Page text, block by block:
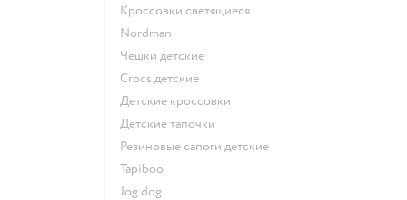
Кроссовки светящиеся
Nordman
Чешки детские
Crocs детские
Детские кроссовки
Детские тапочки
Резиновые сапоги детские
Tapiboo
Jog dog